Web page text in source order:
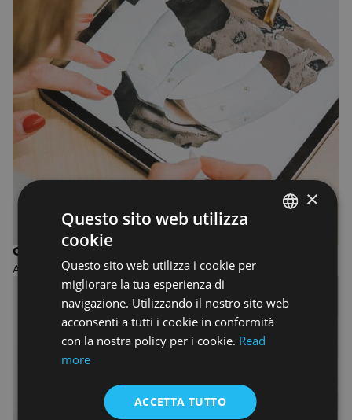
CORSO TRIENNALE IN JEWELRY DESIGN
ACCADEMIA DEL GIOIELLO
×
Questo sito web utilizza
cookie
Questo sito web utilizza i cookie per
migliorare la tua esperienza di
navigazione. Utilizzando il nostro sito web
acconsenti a tutti i cookie in conformità
con la nostra policy per i cookie. Read
more
ACCETTA TUTTO